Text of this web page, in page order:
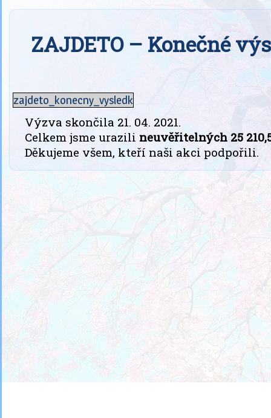
ZAJDETO – Konečné
zajdeto_konecny_vysledk
Výzva skončila 21. 04. 2021.
Celkem jsme urazili neuvěřitelných 25
Děkujeme všem, kteří naši akci podpořili.